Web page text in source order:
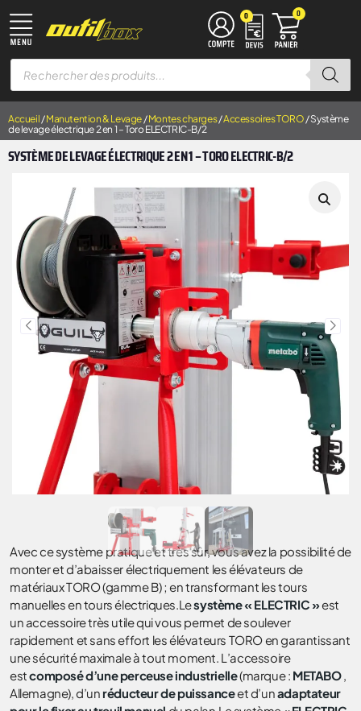
0 0
Accueil/Manutention & Levage/Montes charges/Accessoires TORO/ Système
de levage électrique 2 en 1 – Toro ELECTRIC-B/2
SYSTÈME DE LEVAGE ÉLECTRIQUE 2 EN 1 – TORO ELECTRIC-B/2
Avec ce système pratique et très sûr, vous avez la possibilité de
monter et d’abaisser électriquement les élévateurs de
matériaux TORO (gamme B) ; en transformant les tours
manuelles en tours électriques.Lesystème « ELECTRIC »est
un accessoire très utile qui vous permet de soulever
rapidement et sans effort les élévateurs TORO en garantissant
une sécurité maximale à tout moment. L’accessoire
estcomposé d’une perceuse industrielle(marque : METABO,
Allemagne), d’un réducteur de puissanceet d’unadaptateur